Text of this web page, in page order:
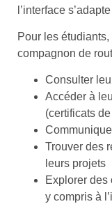
l’interface
Pour les
compagnon de
Consulter
Accéder à
(certificats
Trouver des
leurs projets
Explorer des
y compris à